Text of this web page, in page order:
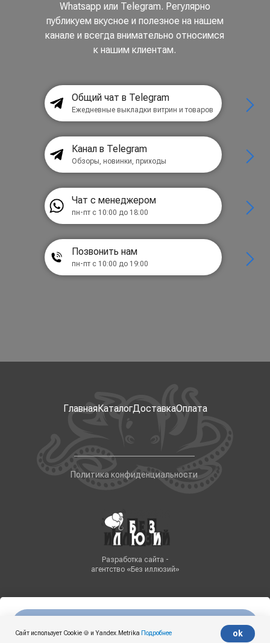
Сайт использует Cookie 🍪 и Yandex.Metrika Подробнее ok
Whatsapp или Telegram. Регулярно
публикуем вкусное и полезное на нашем
канале и всегда внимательно относимся
к нашим клиентам.
Общий чат в Telegram
Ежедневные выкладки витрин и товаров
Канал в Telegram
Обзоры, новинки, приходы
Чат с менеджером
пн-пт с 10:00 до 18:00
Позвонить нам
пн-пт с 10:00 до 19:00
ГлавнаяКаталогДоставкаОплата
Политика конфиденциальности
Разработка сайта -
агентство «Без иллюзий»
Made on Tilda